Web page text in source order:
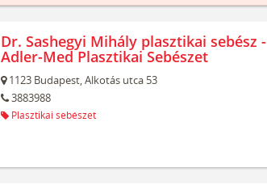
Dr. Sashegyi Mihály plasztikai sebész -
Adler-Med Plasztikai Sebészet
1123 Budapest,Alkotás utca 53
3883988
Plasztikai sebészet